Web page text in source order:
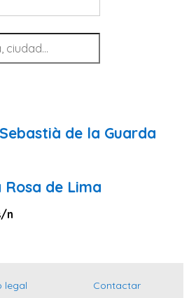
de la Guarda
de Lima
n
legal
Contactar